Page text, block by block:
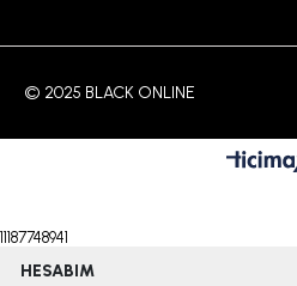
© 2025 BLACK ONLINE
11187748941
HESABIM